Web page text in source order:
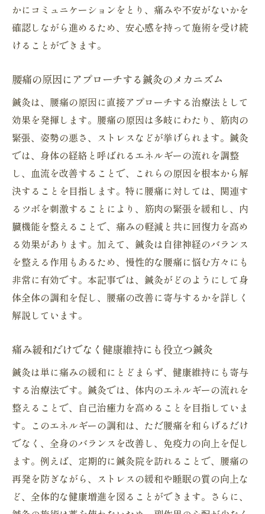
腰痛持ちにオススメの鍼灸院の選び方
鍼灸による腰痛改善の成功事例紹介
腰痛改善を目指す鍼灸院の施術の新常識
鍼灸院での施術がもたらす新たな発見
腰痛改善のための最適な施術スケジュール
鍼灸院を訪れる際のポイントと注意点
腰痛と向き合うための鍼灸の役割
鍼灸院で腰痛改善安心施術の効果を解説
施術の流れと腰痛改善の実際の効果
施術後の変化を最大限に活かす方法
腰痛改善に向けた鍼灸施術の多様性
過去の症例から見る鍼灸の効果的利用法
安心して通える鍼灸院の施術品質
腰痛改善に成功した患者の声
初めての鍼灸体験での不安を和らげる方法
腰痛解消のための鍼灸施術の選び方
鍼灸院での施術が持つ安心感の理由
腰痛改善を促進する日常生活の工夫
効果的な鍼灸施術のための事前準備
鍼灸院での施術で得られる長期的な安心感
かにコミュニケーションをとり、痛みや不安がないかを
確認しながら進めるため、安心感を持って施術を受け続
けることができます。
腰痛の原因にアプローチする鍼灸のメカニズム
鍼灸は、腰痛の原因に直接アプローチする治療法として
効果を発揮します。腰痛の原因は多岐にわたり、筋肉の
緊張、姿勢の悪さ、ストレスなどが挙げられます。鍼灸
では、身体の経絡と呼ばれるエネルギーの流れを調整
し、血流を改善することで、これらの原因を根本から解
決することを目指します。特に腰痛に対しては、関連す
るツボを刺激することにより、筋肉の緊張を緩和し、内
臓機能を整えることで、痛みの軽減と共に回復力を高め
る効果があります。加えて、鍼灸は自律神経のバランス
を整える作用もあるため、慢性的な腰痛に悩む方々にも
非常に有効です。本記事では、鍼灸がどのようにして身
体全体の調和を促し、腰痛の改善に寄与するかを詳しく
解説しています。
痛み緩和だけでなく健康維持にも役立つ鍼灸
鍼灸は単に痛みの緩和にとどまらず、健康維持にも寄与
する治療法です。鍼灸では、体内のエネルギーの流れを
整えることで、自己治癒力を高めることを目指していま
す。このエネルギーの調和は、ただ腰痛を和らげるだけ
でなく、全身のバランスを改善し、免疫力の向上を促し
ます。例えば、定期的に鍼灸院を訪れることで、腰痛の
再発を防ぎながら、ストレスの緩和や睡眠の質の向上な
ど、全体的な健康増進を図ることができます。さらに、